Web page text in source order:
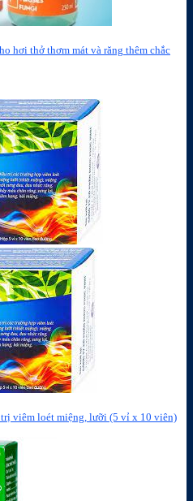
hơi thở thơm mát và răng thêm chắc
viêm loét miệng, lưỡi (5 vỉ x 10 viên)